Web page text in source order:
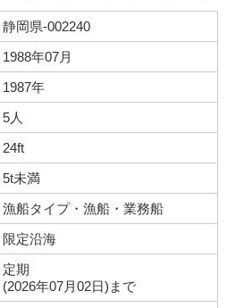
静岡県-002240
1988年07月
1987年
5人
24ft
5t未満
漁船タイプ・漁船・業務船
限定沿海
定期
(2026年07月02日)まで